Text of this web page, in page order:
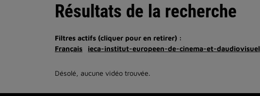
Résultats de la recherche
Filtres actifs (cliquer pour en retirer) :
Français
ieca-institut-europeen-de-cinema-et-daudiovisuel
Désolé, aucune vidéo trouvée.